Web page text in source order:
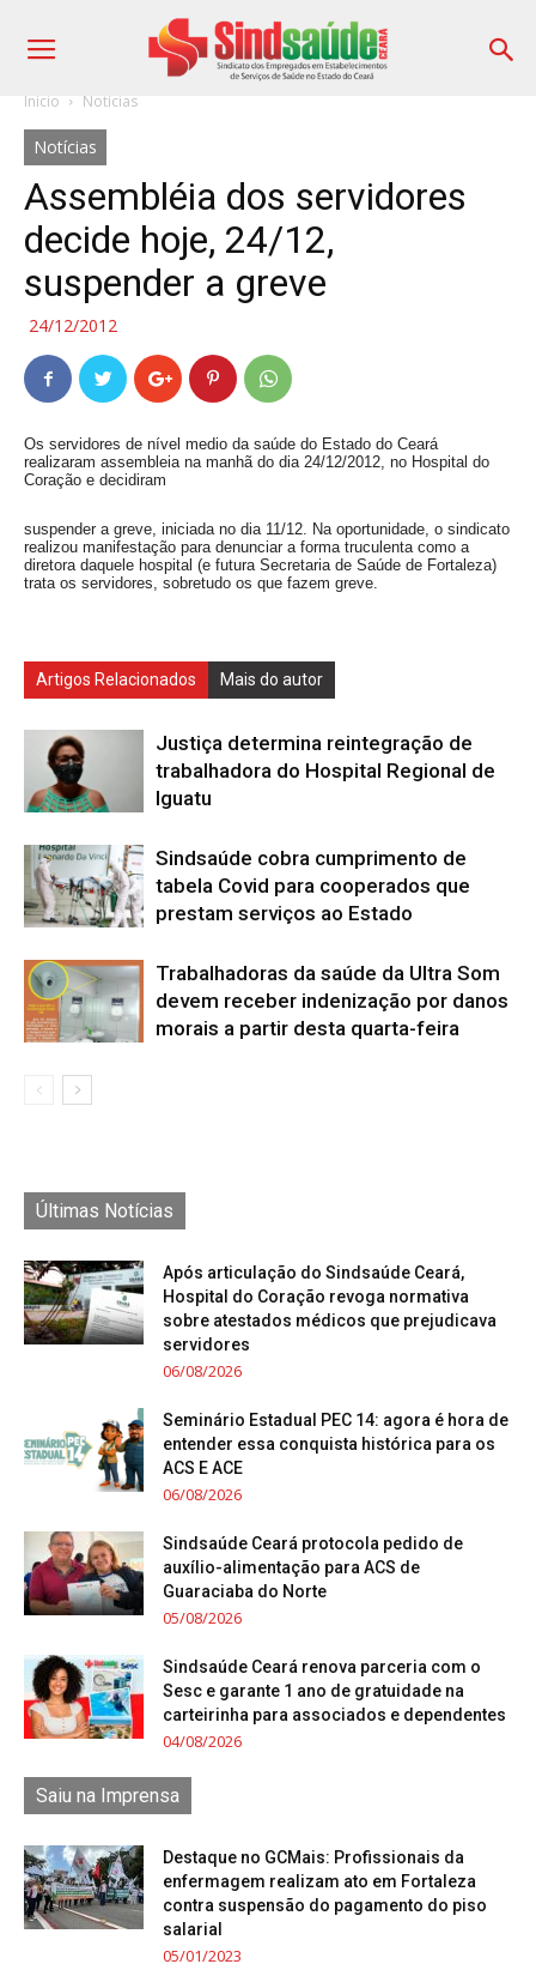
Início Notícias
Notícias
Assembléia dos servidores
decide hoje, 24/12,
suspender a greve
24/12/2012
Os servidores de nível medio da saúde do Estado do Ceará
realizaram assembleia na manhã do dia 24/12/2012, no Hospital do
Coração e decidiram
suspender a greve, iniciada no dia 11/12. Na oportunidade, o sindicato
realizou manifestação para denunciar a forma truculenta como a
diretora daquele hospital (e futura Secretaria de Saúde de Fortaleza)
trata os servidores, sobretudo os que fazem greve.
Artigos Relacionados Mais do autor
Justiça determina reintegração de
trabalhadora do Hospital Regional de
Iguatu
Sindsaúde cobra cumprimento de
tabela Covid para cooperados que
prestam serviços ao Estado
Trabalhadoras da saúde da Ultra Som
devem receber indenização por danos
morais a partir desta quarta-feira
Últimas Notícias
Após articulação do Sindsaúde Ceará,
Hospital do Coração revoga normativa
sobre atestados médicos que prejudicava
servidores
06/08/2026
Seminário Estadual PEC 14: agora é hora de
entender essa conquista histórica para os
ACS E ACE
06/08/2026
Sindsaúde Ceará protocola pedido de
auxílio-alimentação para ACS de
Guaraciaba do Norte
05/08/2026
Sindsaúde Ceará renova parceria com o
Sesc e garante 1 ano de gratuidade na
carteirinha para associados e dependentes
04/08/2026
Saiu na Imprensa
Destaque no GCMais: Profissionais da
enfermagem realizam ato em Fortaleza
contra suspensão do pagamento do piso
salarial
05/01/2023